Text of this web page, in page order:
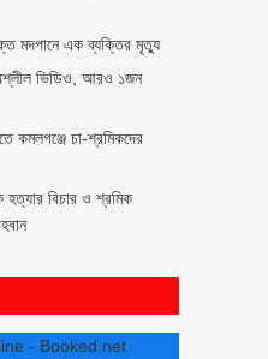
মদপানে এক ব্যক্তির মৃত্যু
অশ্লীল ভিডিও, আরও ১জন
কমলগঞ্জে চা-শ্রমিকদের
হত্যার বিচার ও শ্রমিক